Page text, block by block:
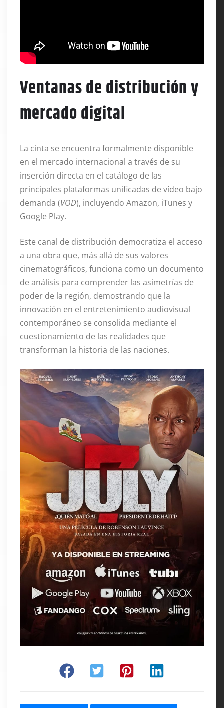
Ventanas de distribución y
mercado digital
La cinta se encuentra formalmente disponible
en el mercado internacional a través de su
inserción directa en el catálogo de las
principales plataformas unificadas de vídeo bajo
demanda (VOD), incluyendo Amazon, iTunes y
Google Play.
Este canal de distribución democratiza el acceso
a una obra que, más allá de sus valores
cinematográficos, funciona como un documento
de análisis para comprender las asimetrías de
poder de la región, demostrando que la
innovación en el entretenimiento audiovisual
contemporáneo se consolida mediante el
cuestionamiento de las realidades que
transforman la historia de las naciones.